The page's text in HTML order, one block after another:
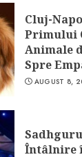
Cluj-
Primului
Animale
Spre
AUGUST 8,
Întâlnire